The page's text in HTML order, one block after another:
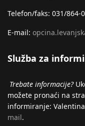
Telefon/faks: 031/864-
E-mail:
Služba za
Trebate informacije?
možete pronaći na
informiranje:
mail.